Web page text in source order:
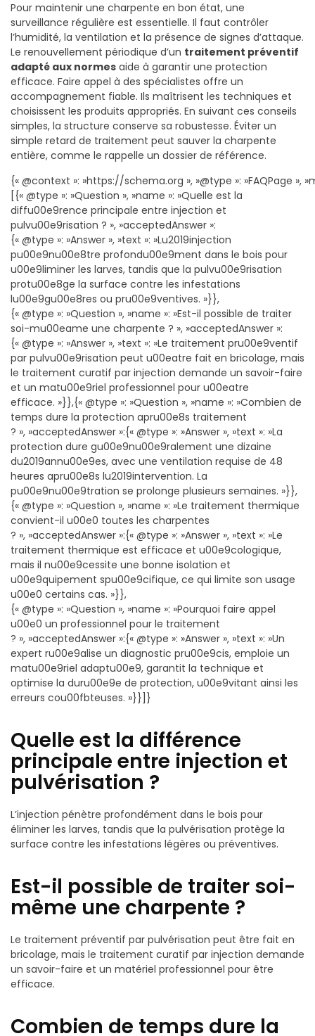
Pour maintenir une charpente en bon état, une
surveillance régulière est essentielle. Il faut contrôler
l’humidité, la ventilation et la présence de signes d’attaque.
Le renouvellement périodique d’un traitement préventif
adapté aux normes aide à garantir une protection
efficace. Faire appel à des spécialistes offre un
accompagnement fiable. Ils maîtrisent les techniques et
choisissent les produits appropriés. En suivant ces conseils
simples, la structure conserve sa robustesse. Éviter un
simple retard de traitement peut sauver la charpente
entière, comme le rappelle un dossier de référence.
{« @context »: »https://schema.org », »@type »: »FAQPage »,
[{« @type »: »Question », »name »: »Quelle est la
diffu00e9rence principale entre injection et
pulvu00e9risation ? », »acceptedAnswer »:
{« @type »: »Answer », »text »: »Lu2019injection
pu00e9nu00e8tre profondu00e9ment dans le bois pour
u00e9liminer les larves, tandis que la pulvu00e9risation
protu00e8ge la surface contre les infestations
lu00e9gu00e8res ou pru00e9ventives. »}},
{« @type »: »Question », »name »: »Est-il possible de traiter
soi-mu00eame une charpente ? », »acceptedAnswer »:
{« @type »: »Answer », »text »: »Le traitement pru00e9ventif
par pulvu00e9risation peut u00eatre fait en bricolage, mais
le traitement curatif par injection demande un savoir-faire
et un matu00e9riel professionnel pour u00eatre
efficace. »}},{« @type »: »Question », »name »: »Combien de
temps dure la protection apru00e8s traitement
? », »acceptedAnswer »:{« @type »: »Answer », »text »: »La
protection dure gu00e9nu00e9ralement une dizaine
du2019annu00e9es, avec une ventilation requise de 48
heures apru00e8s lu2019intervention. La
pu00e9nu00e9tration se prolonge plusieurs semaines. »}},
{« @type »: »Question », »name »: »Le traitement thermique
convient-il u00e0 toutes les charpentes
? », »acceptedAnswer »:{« @type »: »Answer », »text »: »Le
traitement thermique est efficace et u00e9cologique,
mais il nu00e9cessite une bonne isolation et
u00e9quipement spu00e9cifique, ce qui limite son usage
u00e0 certains cas. »}},
{« @type »: »Question », »name »: »Pourquoi faire appel
u00e0 un professionnel pour le traitement
? », »acceptedAnswer »:{« @type »: »Answer », »text »: »Un
expert ru00e9alise un diagnostic pru00e9cis, emploie un
matu00e9riel adaptu00e9, garantit la technique et
optimise la duru00e9e de protection, u00e9vitant ainsi les
erreurs cou00fbteuses. »}}]}
Quelle est la différence
principale entre injection et
pulvérisation ?
L’injection pénètre profondément dans le bois pour
éliminer les larves, tandis que la pulvérisation protège la
surface contre les infestations légères ou préventives.
Est-il possible de traiter soi-
même une charpente ?
Le traitement préventif par pulvérisation peut être fait en
bricolage, mais le traitement curatif par injection demande
un savoir-faire et un matériel professionnel pour être
efficace.
Combien de temps dure la